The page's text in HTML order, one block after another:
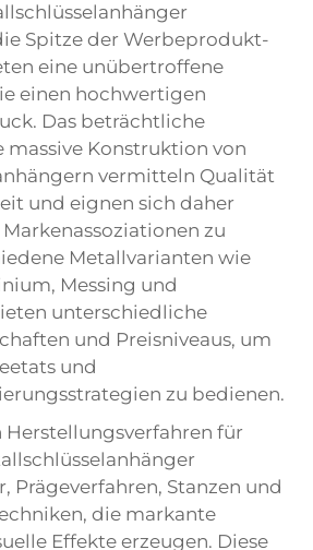
Spitze der Werbeprodukt-
eine unübertroffene
einen hochwertigen
Das beträchtliche
massive Konstruktion von
vermitteln Qualität
und eignen sich daher
zu
Metallvarianten wie
Messing und
unterschiedliche
und Preisniveaus, um
und
zu bedienen.
Herstellungsverfahren für
Prägeverfahren, Stanzen und
die markante
Effekte erzeugen. Diese